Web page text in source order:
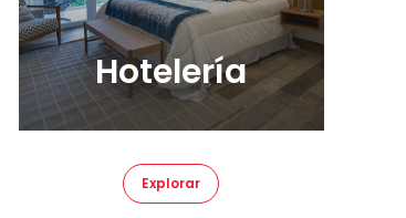
Hotelería
Explorar